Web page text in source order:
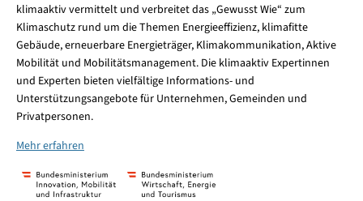
klimaaktiv vermittelt und verbreitet das „Gewusst Wie“ zum
Klimaschutz rund um die Themen Energieeffizienz, klimafitte
Gebäude, erneuerbare Energieträger, Klimakommunikation, Aktive
Mobilität und Mobilitätsmanagement. Die klimaaktiv Expertinnen
und Experten bieten vielfältige Informations- und
Unterstützungsangebote für Unternehmen, Gemeinden und
Privatpersonen.
Mehr erfahren